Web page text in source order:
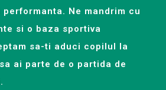
Ne mandrim cu
si o baza sportiva
sa-ti aduci copilul la
ai parte de o partida de